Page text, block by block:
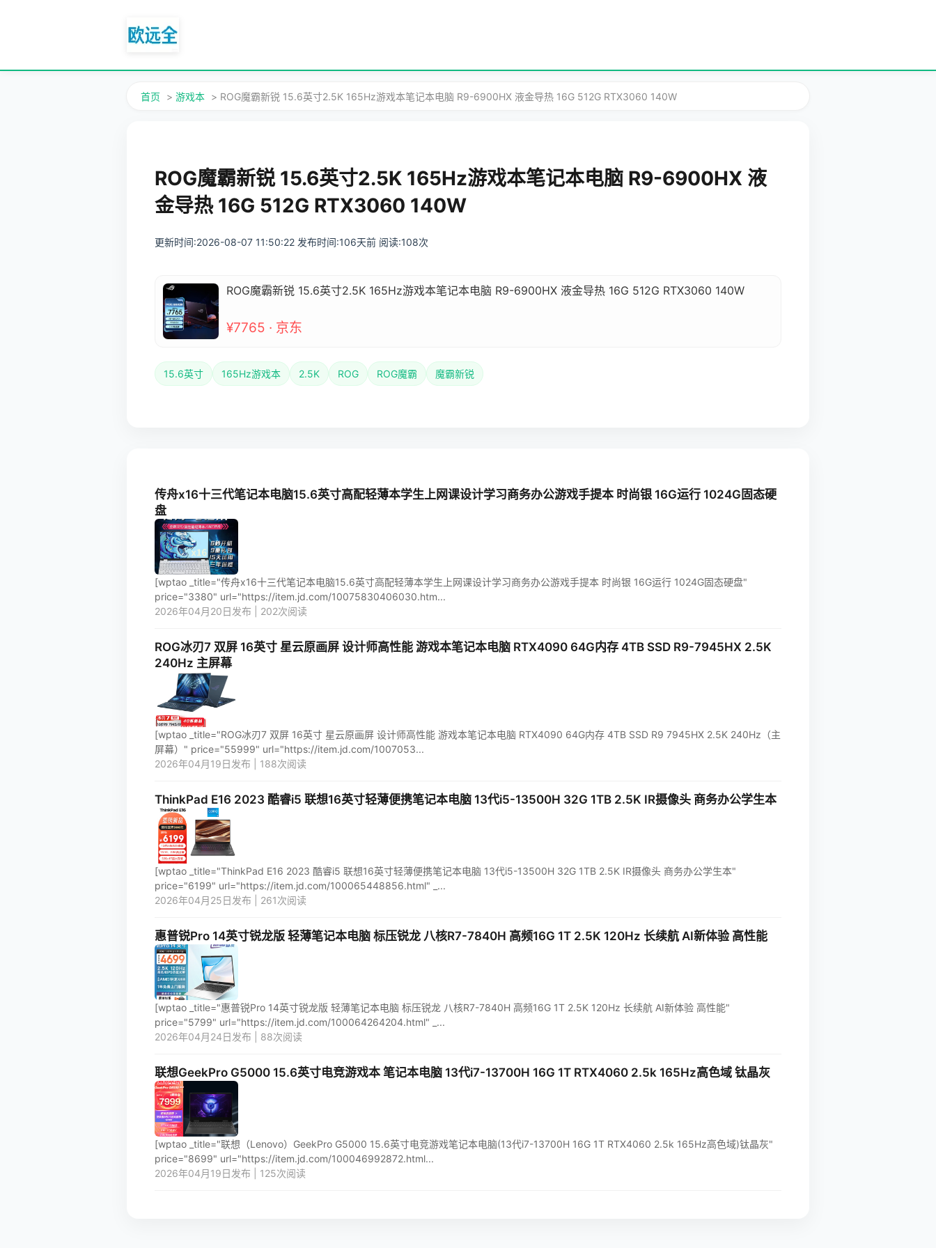
首页 > 游戏本 > ROG魔霸新锐 15.6英寸2.5K 165Hz游戏本笔记本电脑 R9-6900HX 液金导热 16G 512G RTX3060 140W
ROG魔霸新锐 15.6英寸2.5K 165Hz游戏本笔记本电脑 R9-6900HX 液
金导热 16G 512G RTX3060 140W
更新时间:2026-08-07 11:50:22 发布时间:106天前 阅读:108次
ROG魔霸新锐 15.6英寸2.5K 165Hz游戏本笔记本电脑 R9-6900HX 液金导热 16G 512G RTX3060 140W
¥7765 · 京东
15.6英寸 165Hz游戏本 2.5K ROG ROG魔霸 魔霸新锐
传舟x16十三代笔记本电脑15.6英寸高配轻薄本学生上网课设计学习商务办公游戏手提本 时尚银 16G运行 1024G固态硬
盘
[wptao _title="传舟x16十三代笔记本电脑15.6英寸高配轻薄本学生上网课设计学习商务办公游戏手提本 时尚银 16G运行 1024G固态硬盘"
price="3380" url="https://item.jd.com/10075830406030.htm...
2026年04月20日发布 | 202次阅读
ROG冰刃7 双屏 16英寸 星云原画屏 设计师高性能 游戏本笔记本电脑 RTX4090 64G内存 4TB SSD R9-7945HX 2.5K
240Hz 主屏幕
[wptao _title="ROG冰刃7 双屏 16英寸 星云原画屏 设计师高性能 游戏本笔记本电脑 RTX4090 64G内存 4TB SSD R9 7945HX 2.5K 240Hz（主
屏幕）" price="55999" url="https://item.jd.com/1007053...
2026年04月19日发布 | 188次阅读
ThinkPad E16 2023 酷睿i5 联想16英寸轻薄便携笔记本电脑 13代i5-13500H 32G 1TB 2.5K IR摄像头 商务办公学生本
[wptao _title="ThinkPad E16 2023 酷睿i5 联想16英寸轻薄便携笔记本电脑 13代i5-13500H 32G 1TB 2.5K IR摄像头 商务办公学生本"
price="6199" url="https://item.jd.com/100065448856.html" _...
2026年04月25日发布 | 261次阅读
惠普锐Pro 14英寸锐龙版 轻薄笔记本电脑 标压锐龙 八核R7-7840H 高频16G 1T 2.5K 120Hz 长续航 AI新体验 高性能
[wptao _title="惠普锐Pro 14英寸锐龙版 轻薄笔记本电脑 标压锐龙 八核R7-7840H 高频16G 1T 2.5K 120Hz 长续航 AI新体验 高性能"
price="5799" url="https://item.jd.com/100064264204.html" _...
2026年04月24日发布 | 88次阅读
联想GeekPro G5000 15.6英寸电竞游戏本 笔记本电脑 13代i7-13700H 16G 1T RTX4060 2.5k 165Hz高色域 钛晶灰
[wptao _title="联想（Lenovo）GeekPro G5000 15.6英寸电竞游戏笔记本电脑(13代i7-13700H 16G 1T RTX4060 2.5k 165Hz高色域)钛晶灰"
price="8699" url="https://item.jd.com/100046992872.html...
2026年04月19日发布 | 125次阅读